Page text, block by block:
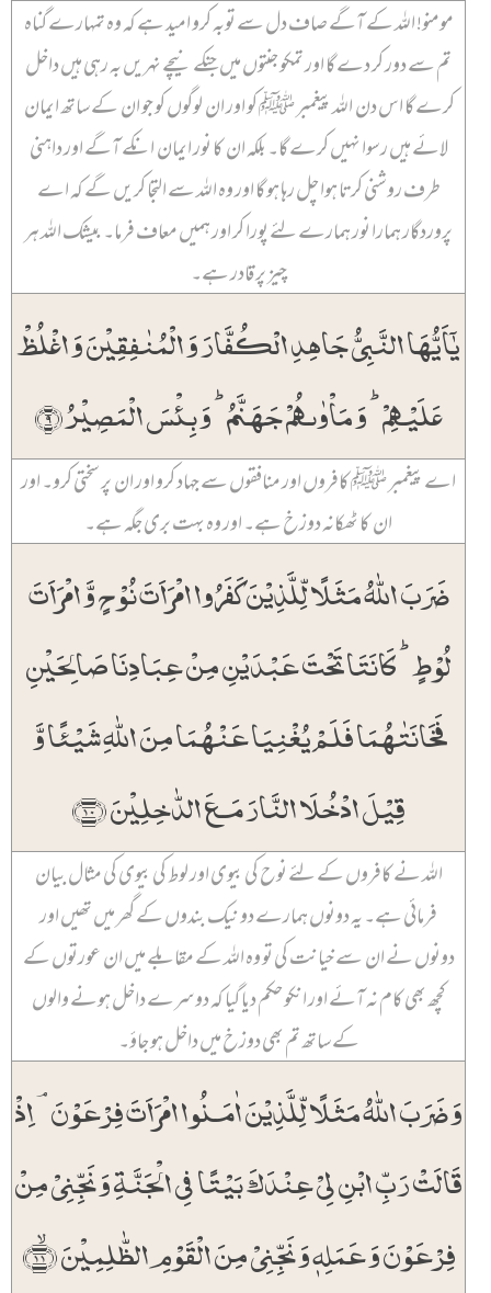
مومنو! اللہ کے آگے صاف دل سے توبہ کرو امید ہے کہ وہ تمہارے گناہ
تم سے دور کر دے گا اور تمکو جنتوں میں جنکے نیچے نہریں بہ رہی ہیں داخل
کرے گا اس دن اللہ پیغمبر ﷺ کو اور ان لوگوں کو جو ان کے ساتھ ایمان
لائے ہیں رسوا نہیں کرے گا۔ بلکہ ان کا نور ایمان انکے آگے اور داہنی
طرف روشنی کرتا ہوا چل رہا ہو گا اور وہ اللہ سے التجا کریں گے کہ اے
پروردگار ہمارا نور ہمارے لئے پورا کر اور ہمیں معاف فرما۔ بیشک اللہ ہر
چیز پر قادر ہے۔
یٰۤاَیُّہَا النَّبِیُّ جَاہِدِ الۡکُفَّارَ وَ الۡمُنٰفِقِیۡنَ وَ اغۡلُظۡ
عَلَیۡہِمۡ ؕ وَ مَاۡوٰىہُمۡ جَہَنَّمُ ؕ وَ بِئۡسَ الۡمَصِیۡرُ ﴿۹﴾
اے پیغمبر ﷺ کافروں اور منافقوں سے جہاد کرو اور ان پر سختی کرو۔ اور
ان کا ٹھکانہ دوزخ ہے۔ اور وہ بہت بری جگہ ہے۔
ضَرَبَ اللّٰہُ مَثَلًا لِّلَّذِیۡنَ کَفَرُوا امۡرَاَتَ نُوۡحٍ وَّ امۡرَاَتَ
لُوۡطٍ ؕ کَانَتَا تَحۡتَ عَبۡدَیۡنِ مِنۡ عِبَادِنَا صَالِحَیۡنِ
فَخَانَتٰہُمَا فَلَمۡ یُغۡنِیَا عَنۡہُمَا مِنَ اللّٰہِ شَیۡئًا وَّ
قِیۡلَ ادۡخُلَا النَّارَ مَعَ الدّٰخِلِیۡنَ ﴿۱۰﴾
اللہ نے کافروں کے لئے نوح کی بیوی اور لوط کی بیوی کی مثال بیان
فرمائی ہے۔ یہ دونوں ہمارے دو نیک بندوں کے گھر میں تھیں اور
دونوں نے ان سے خیانت کی تو وہ اللہ کے مقابلے میں ان عورتوں کے
کچھ بھی کام نہ آئے اور انکو حکم دیا گیا کہ دوسرے داخل ہونے والوں
کے ساتھ تم بھی دوزخ میں داخل ہو جاؤ۔
وَ ضَرَبَ اللّٰہُ مَثَلًا لِّلَّذِیۡنَ اٰمَنُوا امۡرَاَتَ فِرۡعَوۡنَ ۘ اِذۡ
قَالَتۡ رَبِّ ابۡنِ لِیۡ عِنۡدَکَ بَیۡتًا فِی الۡجَنَّۃِ وَ نَجِّنِیۡ مِنۡ
فِرۡعَوۡنَ وَ عَمَلِہٖ وَ نَجِّنِیۡ مِنَ الۡقَوۡمِ الظّٰلِمِیۡنَ ﴿ۙ۱۱﴾